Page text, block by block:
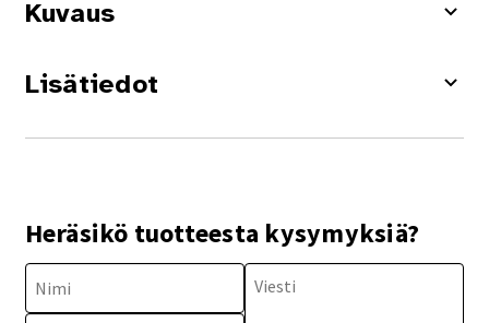
Kuvaus
Lisätiedot
Heräsikö tuotteesta kysymyksiä?